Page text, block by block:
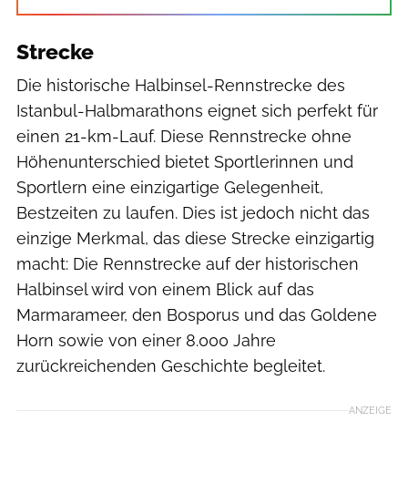
Strecke
Die historische Halbinsel-Rennstrecke des
Istanbul-Halbmarathons eignet sich perfekt für
einen 21-km-Lauf. Diese Rennstrecke ohne
Höhenunterschied bietet Sportlerinnen und
Sportlern eine einzigartige Gelegenheit,
Bestzeiten zu laufen. Dies ist jedoch nicht das
einzige Merkmal, das diese Strecke einzigartig
macht: Die Rennstrecke auf der historischen
Halbinsel wird von einem Blick auf das
Marmarameer, den Bosporus und das Goldene
Horn sowie von einer 8.000 Jahre
zurückreichenden Geschichte begleitet.
ANZEIGE